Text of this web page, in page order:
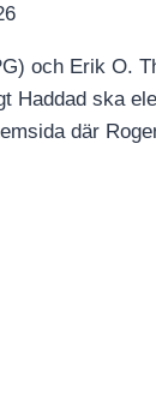
och Erik O.
Haddad ska
där